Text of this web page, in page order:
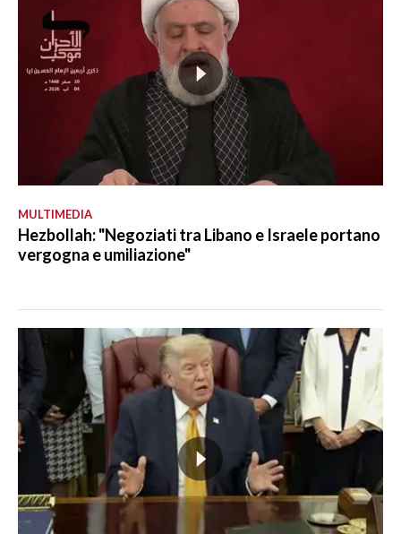
MULTIMEDIA
Hezbollah: "Negoziati tra Libano e Israele portano
vergogna e umiliazione"